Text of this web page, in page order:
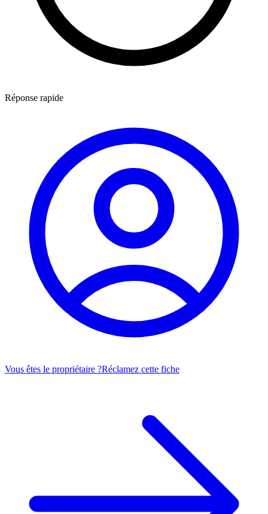
Réponse rapide
Vous êtes le propriétaire ?Réclamez cette fiche